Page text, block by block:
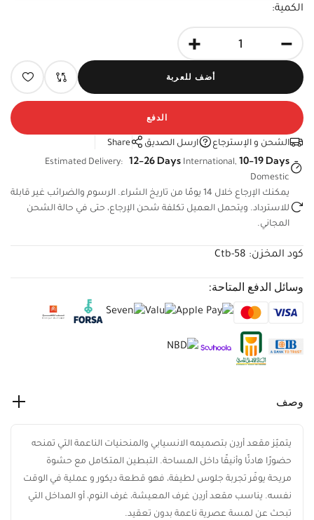
الكمية:
-
+
أضف للعربة
الدفع
الشحن و الإسترجاع ارسل الصديق
Share
Estimated Delivery: 12-26 Days International, 10-19 Days
Domestic
يمكنك الإرجاع خلال 14 يومًا من تاريخ الشراء. الرسوم والضرائب غير
قابلة للاسترداد. ويتحمل العميل تكلفة شحن الإرجاع، حتى في حالة
الشحن المجاني.
كود المخزن: Ctb-58
وسائل الدفع المتاحة:
وصف
يتميّز مقعد أردِن بتصميمه الانسيابي والمنحنيات الناعمة التي تمنحه
حضورًا هادئًا وأنيقًا داخل المساحة. التبطين المتكامل مع حشوة
مريحة يوفّر تجربة جلوس لطيفة، فهو قطعة ديكور و عملية في
الوقت نفسه. يناسب مقعد أردِن غرف المعيشة، غرف النوم، أو
المداخل التي تبحث عن لمسة عصرية ناعمة بدون تعقيد.